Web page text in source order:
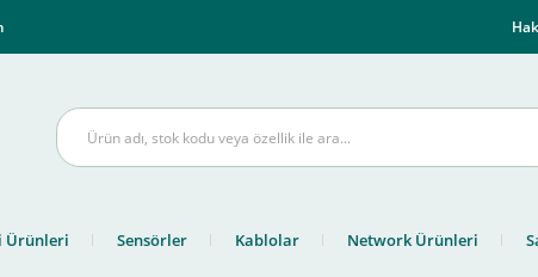
Ürünleri Sensörler Kablolar Network Ürünleri